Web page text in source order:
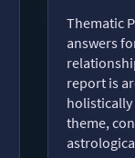
Thematic
answers
report is
holistically
theme,